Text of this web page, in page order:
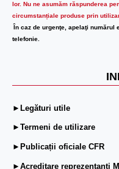
lor. Nu ne asumăm răspunderea
circumstanțiale produse prin
În caz de urgenţe, apelaţi
telefonie.
►Legături utile
►Termeni de utilizare
►Publicații oficiale CFR
►Acreditare reprezentanți